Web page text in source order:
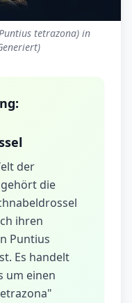
tetrazona) in
der
die
ihren
Puntius
Es handelt
um einen